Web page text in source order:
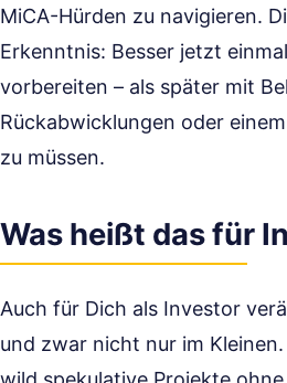
MiCA-Hürden zu navigieren.
Erkenntnis: Besser jetzt
vorbereiten – als später mit
Rückabwicklungen oder
zu müssen.
Was heißt das für
Auch für Dich als Investor
und zwar nicht nur im